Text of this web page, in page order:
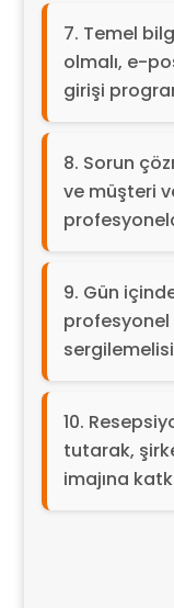
Temel
olmalı, e-
girişi
Sorun
ve müşteri
Gün
tutarak,
imajına